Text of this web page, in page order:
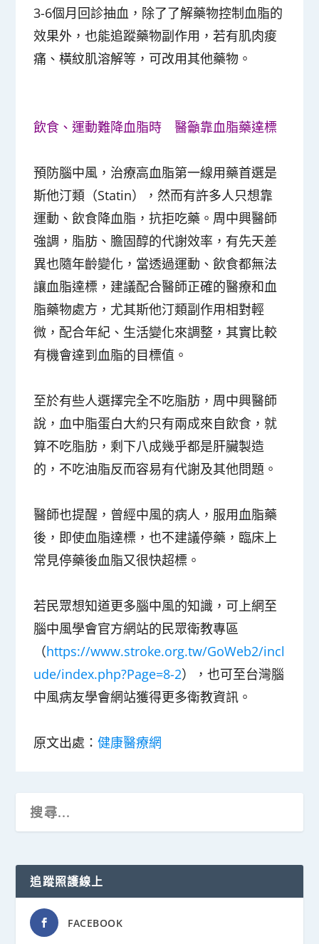
3-6個月回診抽血，除了了解藥物控制血脂的
效果外，也能追蹤藥物副作用，若有肌肉痠
痛、橫紋肌溶解等，可改用其他藥物。
飲食、運動難降血脂時 醫籲靠血脂藥達標
預防腦中風，治療高血脂第一線用藥首選是
斯他汀類（Statin），然而有許多人只想靠
運動、飲食降血脂，抗拒吃藥。周中興醫師
強調，脂肪、膽固醇的代謝效率，有先天差
異也隨年齡變化，當透過運動、飲食都無法
讓血脂達標，建議配合醫師正確的醫療和血
脂藥物處方，尤其斯他汀類副作用相對輕
微，配合年紀、生活變化來調整，其實比較
有機會達到血脂的目標值。
至於有些人選擇完全不吃脂肪，周中興醫師
說，血中脂蛋白大約只有兩成來自飲食，就
算不吃脂肪，剩下八成幾乎都是肝臟製造
的，不吃油脂反而容易有代謝及其他問題。
醫師也提醒，曾經中風的病人，服用血脂藥
後，即使血脂達標，也不建議停藥，臨床上
常見停藥後血脂又很快超標。
若民眾想知道更多腦中風的知識，可上網至
腦中風學會官方網站的民眾衛教專區
（https://www.stroke.org.tw/GoWeb2/incl
ude/index.php?Page=8-2），也可至台灣腦
中風病友學會網站獲得更多衛教資訊。
原文出處：健康醫療網
追蹤照護線上
FACEBOOK